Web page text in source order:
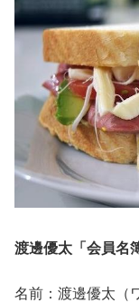
渡邊優太「会員名
名前：渡邊優太（